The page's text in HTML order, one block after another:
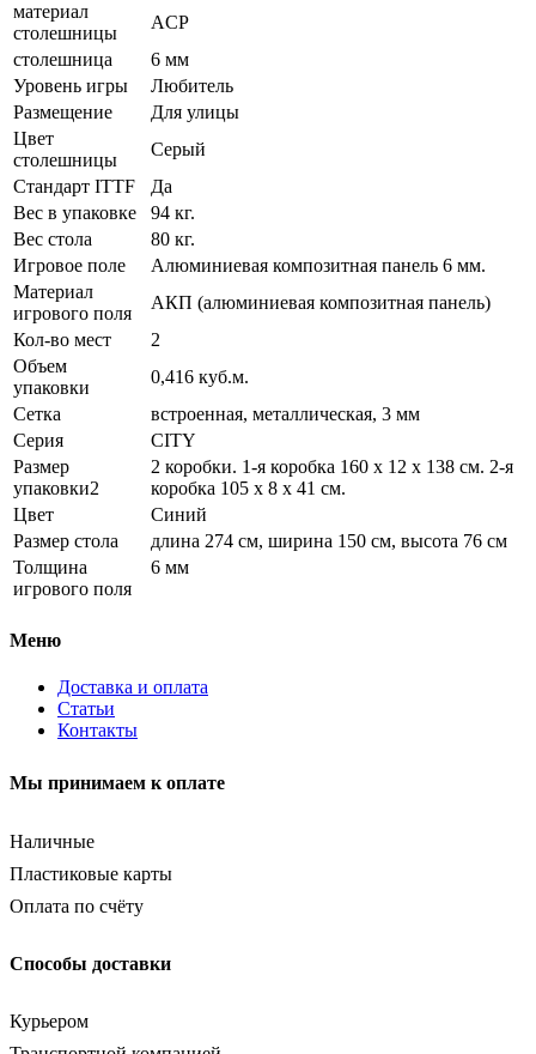
материал
столешницы
ACP
столешница
6 мм
Уровень игры
Любитель
Размещение
Для улицы
Цвет
столешницы
Серый
Стандарт ITTF
Да
Вес в упаковке
94 кг.
Вес стола
80 кг.
Игровое поле
Алюминиевая композитная панель 6 мм.
Материал
игрового поля
АКП (алюминиевая композитная панель)
Кол-во мест
2
Объем
упаковки
0,416 куб.м.
Сетка
встроенная, металлическая, 3 мм
Серия
CITY
Размер
упаковки2
2 коробки. 1-я коробка 160 х 12 х 138 см. 2-я
коробка 105 х 8 х 41 см.
Цвет
Синий
Размер стола
длина 274 см, ширина 150 см, высота 76 см
Толщина
игрового поля
6 мм
Меню
Доставка и оплата
Статьи
Контакты
Мы принимаем к оплате
Наличные
Пластиковые карты
Оплата по счёту
Способы доставки
Курьером